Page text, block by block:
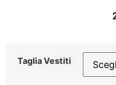
Taglia Vestiti